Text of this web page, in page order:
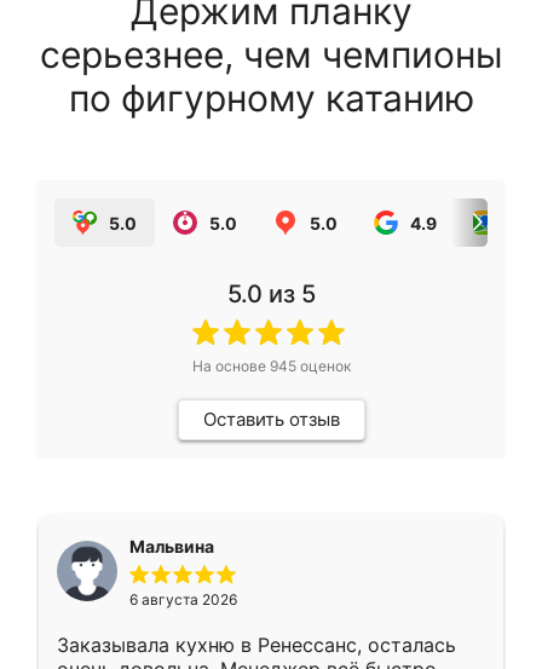
Держим планку
серьезнее, чем чемпионы
по фигурному катанию
5.0 5.0 5.0 4.9
5.0 из 5
На основе 945оценок
Оставить отзыв
Мальвина
6 августа 2026
Заказывала кухню в Ренессанс, осталась